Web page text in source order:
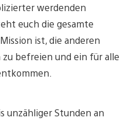
werdenden
euch die gesamte
ist, die anderen
zu befreien und ein für alle
unzähliger Stunden an